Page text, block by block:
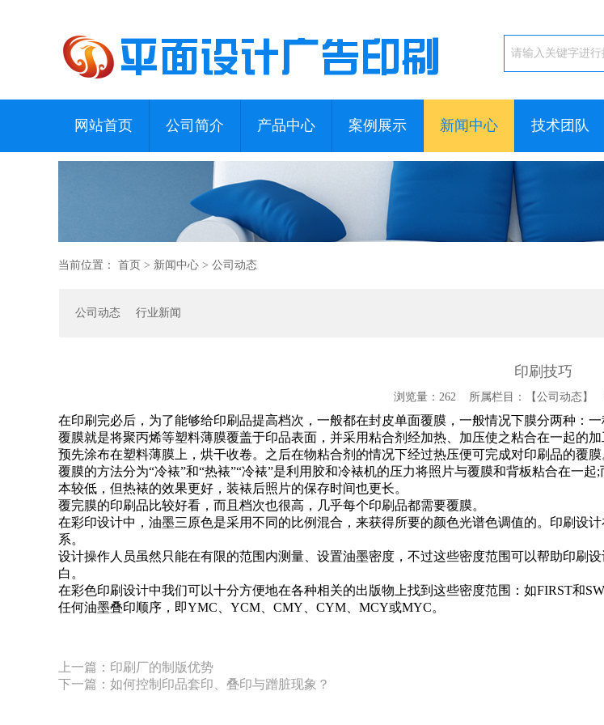
网站首页 公司简介 产品中心 案例展示 新闻中心 技术团队
当前位置： 首页 > 新闻中心 > 公司动态
公司动态 行业新闻
印刷技巧
浏览量： 262 所属栏目：【公司动态】
在印刷完必后，为了能够给印刷品提高档次，一般都在封皮单面覆膜，一般情况下膜分两种：一
覆膜就是将聚丙烯等塑料薄膜覆盖于印品表面，并采用粘合剂经加热、加压使之粘合在一起的
预先涂布在塑料薄膜上，烘干收卷。之后在物粘合剂的情况下经过热压便可完成对印刷品的覆
覆膜的方法分为“冷裱”和“热裱”“冷裱”是利用胶和冷裱机的压力将照片与覆膜和背板粘合在一
本较低，但热裱的效果更好，装裱后照片的保存时间也更长。
覆完膜的印刷品比较好看，而且档次也很高，几乎每个印刷品都需要覆膜。
在彩印设计中，油墨三原色是采用不同的比例混合，来获得所要的颜色光谱色调值的。印刷设
系。
设计操作人员虽然只能在有限的范围内测量、设置油墨密度，不过这些密度范围可以帮助印刷
白。
在彩色印刷设计中我们可以十分方便地在各种相关的出版物上找到这些密度范围：如FIRST和
任何油墨叠印顺序，即YMC、YCM、CMY、CYM、MCY或MYC。
上一篇：印刷厂的制版优势
下一篇：如何控制印品套印、叠印与蹭脏现象？